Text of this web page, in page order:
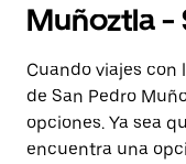
Muñoztla -
Cuando viajes con
de San Pedro
opciones. Ya sea
encuentra una